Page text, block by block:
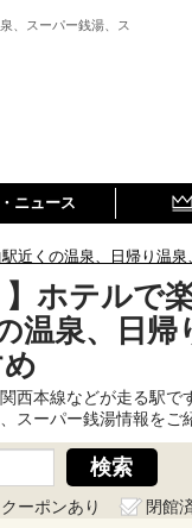
、スーパー銭湯、ス
ニュース
近くの温泉、日帰り温
】ホテルで
温泉、日帰
西本線などが走る駅
スーパー銭湯情報をご
クーポンあり
閉館